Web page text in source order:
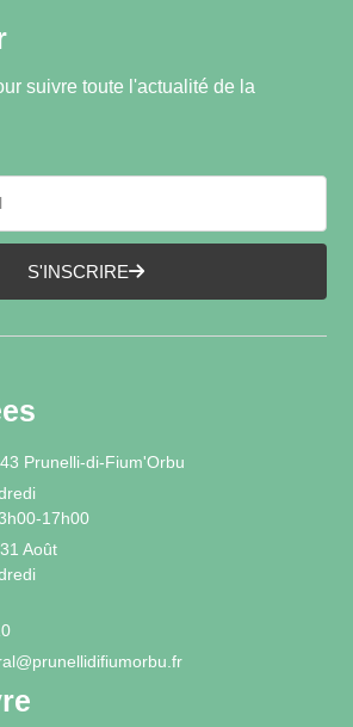
suivre toute l'actualité de la
S'INSCRIRE
Prunelli-di-Fium'Orbu
17h00
Août